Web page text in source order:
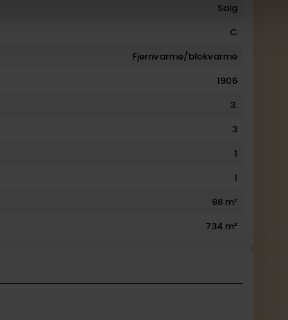
Salg
C
Fjernvarme/blokvarme
1906
3.
3
1
1
88 m²
734 m²